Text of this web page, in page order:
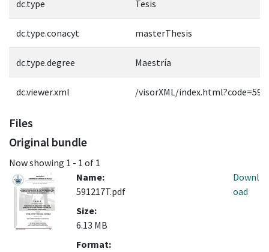
dc.type Tesis
dc.type.conacyt masterThesis
dc.type.degree Maestría
dc.viewer.xml /visorXML/
Files
Original bundle
Now showing 1 - 1 of 1
Name:
591217T.pdf
Size:
6.13 MB
Format:
Downl
oad